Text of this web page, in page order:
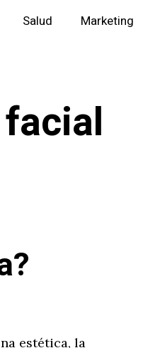
Salud Marketing
estética, la